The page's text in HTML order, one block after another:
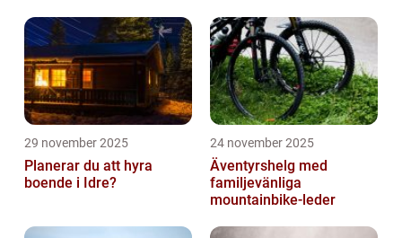
29 november 2025
Planerar du att hyra
boende i Idre?
24 november 2025
Äventyrshelg med
familjevänliga
mountainbike-leder